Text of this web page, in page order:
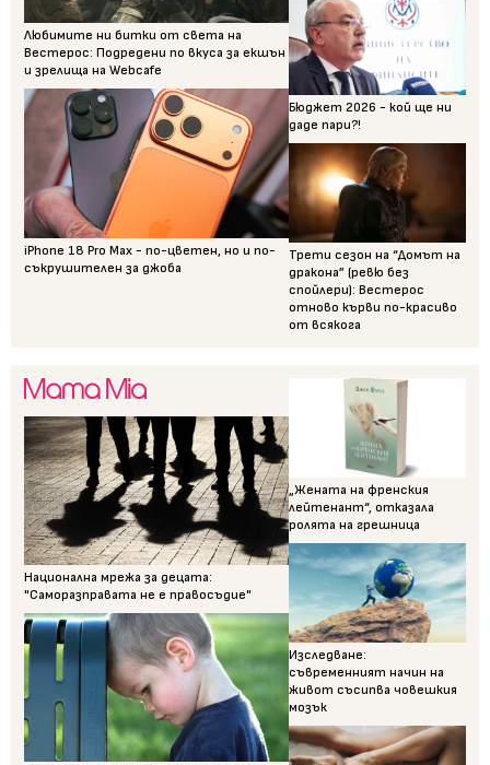
Любимите ни битки от света на
Вестерос: Подредени по вкуса за екшън
и зрелища на Webcafe
iPhone 18 Pro Max - по-цветен, но и по-
съкрушителен за джоба
Бюджет 2026 - кой ще ни
даде пари?!
Трети сезон на “Домът на
дракона” (ревю без
спойлери): Вестерос
отново кърви по-красиво
от всякога
Национална мрежа за децата:
"Саморазправата не е правосъдие"
„Жената на френския
лейтенант“, отказала
ролята на грешница
Изследване:
съвременният начин на
живот съсипва човешкия
мозък